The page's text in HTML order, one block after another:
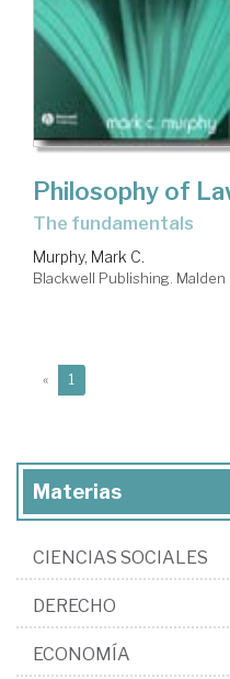
Philosophy of
the fundamentals
Murphy, Mark C.
Blackwell Publishing.
« 1
Materias
CIENCIAS SOCIALES
DERECHO
ECONOMÍA